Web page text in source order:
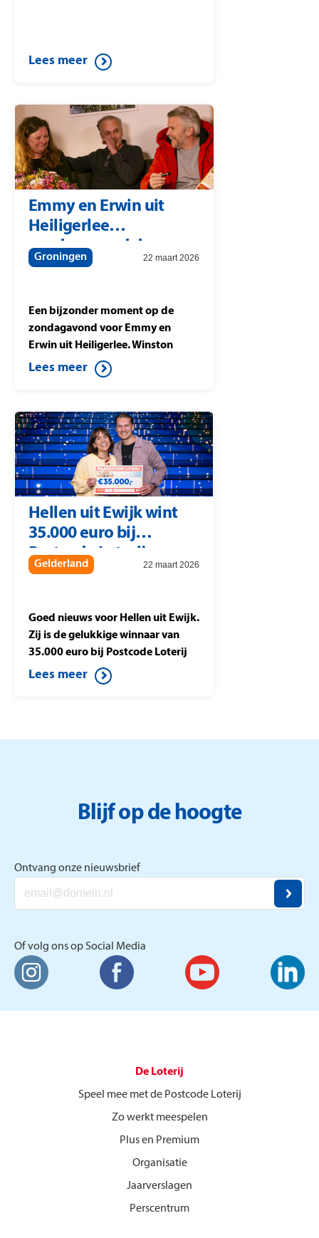
Lees meer
Emmy en Erwin uit
Heiligerlee
zondagavond door
Winston
met 207.000 euro
Groningen 22 maart 2026
Een bijzonder moment op de
zondagavond voor Emmy en
Erwin uit Heiligerlee. Winston
Gerschtanowitz verrast de
thuiswinnaars met
dat studiowinnaar Berteld uit
Gorssel wint tijdens Postcode
Loterij Miljoenenjacht. Ook de
buren uit Heiligerlee die
meespelen met postcode 9677 PJ
vallen in de prijzen. Zij
winnen 10.894 euro per lot
waarmee zij meespelen in de
Postcode Loterij.
Lees meer
Hellen uit Ewijk wint
35.000 euro bij
Postcode Loterij
Miljoenenjacht
Gelderland 22 maart 2026
Goed nieuws voor Hellen uit Ewijk.
Zij is de gelukkige winnaar van
35.000 euro bij Postcode Loterij
Miljoenenjacht. Ze speelt de halve
finale tegen Berteld uit Gorssel en
Lees meer
Blijf op de hoogte
Ontvang onze nieuwsbrief
Of volg ons op Social Media
De Loterij
Speel mee met de Postcode Loterij
Zo werkt meespelen
Plus en Premium
Organisatie
Jaarverslagen
Perscentrum